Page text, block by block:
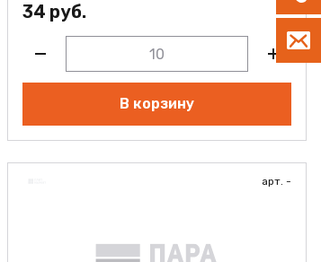
34 руб.
В корзину
арт. -